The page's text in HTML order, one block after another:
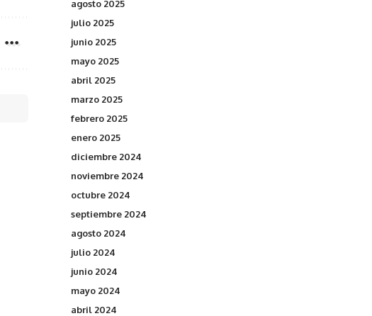
agosto 2025
julio 2025
junio 2025
mayo 2025
abril 2025
marzo 2025
febrero 2025
enero 2025
diciembre 2024
noviembre 2024
octubre 2024
septiembre 2024
agosto 2024
julio 2024
junio 2024
mayo 2024
abril 2024